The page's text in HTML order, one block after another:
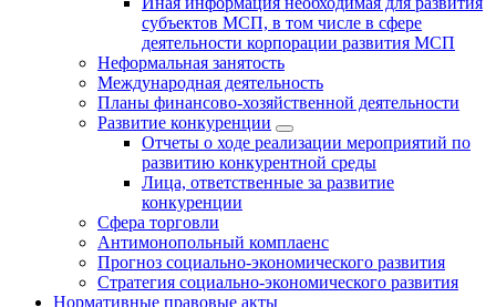
субъектов МСП, в том числе в сфере
деятельности корпорации развития МСП
Неформальная занятость
Международная деятельность
Планы финансово-хозяйственной деятельности
Развитие конкуренции
Отчеты о ходе реализации мероприятий по
развитию конкурентной среды
Лица, ответственные за развитие
конкуренции
Сфера торговли
Антимонопольный комплаенс
Прогноз социально-экономического развития
Стратегия социально-экономического развития
Нормативные правовые акты